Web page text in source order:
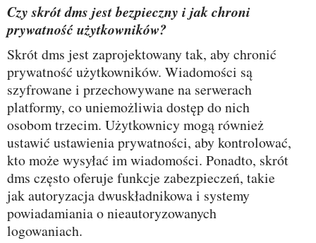
Czy skrót dms jest bezpieczny i jak chroni
prywatność użytkowników?
Skrót dms jest zaprojektowany tak, aby chronić
prywatność użytkowników. Wiadomości są
szyfrowane i przechowywane na serwerach
platformy, co uniemożliwia dostęp do nich
osobom trzecim. Użytkownicy mogą również
ustawić ustawienia prywatności, aby kontrolować,
kto może wysyłać im wiadomości. Ponadto, skrót
dms często oferuje funkcje zabezpieczeń, takie
jak autoryzacja dwuskładnikowa i systemy
powiadamiania o nieautoryzowanych
logowaniach.